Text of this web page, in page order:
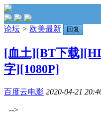
论坛 > 欧美最新 回复
[血土][BT下载
字][1080P]
百度云电影 2020-04-21
-->